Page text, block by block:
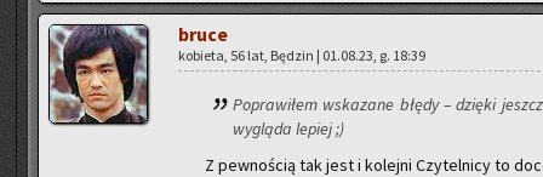
bruce
ko­bie­ta, 56 lat, Bę­dzin | 01.08.23, g. 18:39
Po­pra­wi­łem wska­za­ne błędy – dzię­ki
wy­glą­da le­piej ;)
Z pew­no­ścią tak jest i ko­lej­ni Czy­tel­ni­cy to